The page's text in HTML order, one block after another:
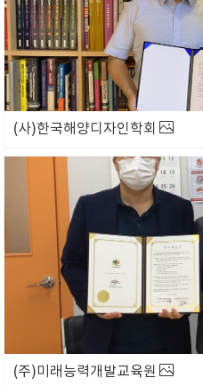
(사)한국해양디자인학회
(주)미래능력개발교육원